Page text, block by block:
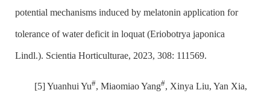
potential mechanisms induced by melatonin application for
tolerance of water deficit in loquat (Eriobotrya japonica
Lindl.). Scientia Horticulturae, 2023, 308: 111569.
[5] Yuanhui Yu#, Miaomiao Yang#, Xinya Liu, Yan Xia,